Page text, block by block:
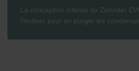
La conception interne du Zehnder
l’incliner pour en purger les